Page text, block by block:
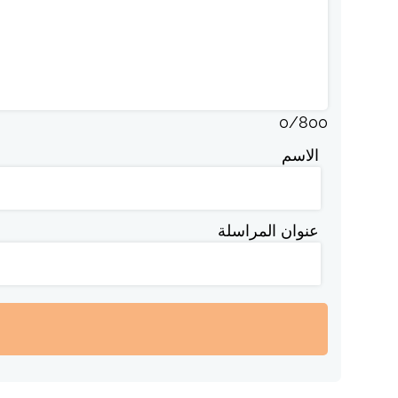
0/800
الاسم
عنوان المراسلة